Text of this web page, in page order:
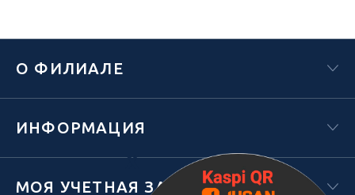
Х
О ФИЛИАЛЕ
ИНФОРМАЦИЯ
МОЯ УЧЕТНАЯ ЗАПИСЬ